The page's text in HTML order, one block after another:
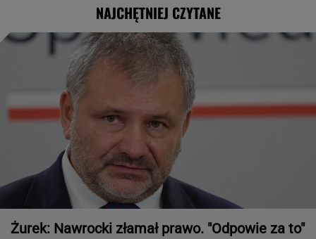
NAJCHĘTNIEJ CZYTANE
Żurek: Nawrocki złamał prawo. "Odpowie za to"